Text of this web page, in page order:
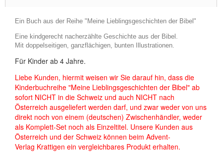
Ein Buch aus der Reihe "Meine Lieblingsgeschichten der Bibel"
Eine kindgerecht nacherzählte Geschichte aus der Bibel.
Mit doppelseitigen, ganzflächigen, bunten Illustrationen.
Für Kinder ab 4 Jahre.
Liebe Kunden, hiermit weisen wir Sie darauf hin, dass die
Kinderbuchreihe "Meine Lieblingsgeschichten der Bibel" ab
sofort NICHT in die Schweiz und auch NICHT nach
Österreich ausgeliefert werden darf, und zwar weder von uns
direkt noch von einem (deutschen) Zwischenhändler, weder
als Komplett-Set noch als Einzeltitel. Unsere Kunden aus
Österreich und der Schweiz können beim Advent-
Verlag Krattigen ein vergleichbares Produkt erhalten.